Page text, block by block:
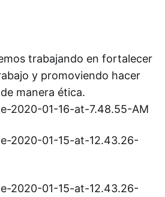
trabajando en fortalecer
y promoviendo hacer
manera ética.